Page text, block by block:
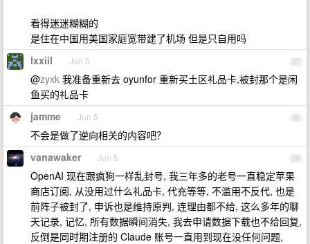
看得迷迷糊糊的
是住在中国用美国家庭宽带建了机场 但是只自用吗
57
lxxiil Jun 5
@zyxk 我准备重新去 oyunfor 重新买土区礼品卡,被封那个是闲
鱼买的礼品卡
58
jamme Jun 5
不会是做了逆向相关的内容吧？
59
vanawaker Jun 5
OpenAI 现在跟疯狗一样乱封号, 我三年多的老号一直稳定苹果
商店订阅, 从没用过什么礼品卡, 代充等等, 不滥用不反代, 也是
前阵子被封了, 申诉也是维持原判, 连理由都不给, 这么多年的聊
天记录, 记忆, 所有数据瞬间消失, 我去申请数据下载也不给回复,
反倒是同时期注册的 Claude 账号一直用到现在没任何问题,